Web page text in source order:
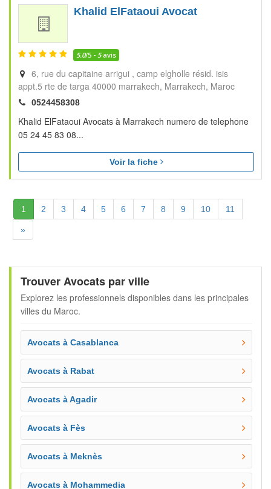
Khalid ElFataoui Avocat
5.0/5 - 5avis
6, rue du capitaine arrigui , camp elgholle résid. isis
appt.5 rte de targa 40000 marrakech Marrakech Maroc
0524458308
Khalid ElFataoui Avocats à Marrakech numero de telephone
05 24 45 83 08...
Voir la fiche
1 (Actuelle)
2 3 4 5 6 7 8 9 10 11
»Suivante
Trouver Avocats par ville
Explorez les professionnels disponibles dans les principales
villes du Maroc.
Avocats à Casablanca
Avocats à Rabat
Avocats à Agadir
Avocats à Fès
Avocats à Meknès
Avocats à Mohammedia